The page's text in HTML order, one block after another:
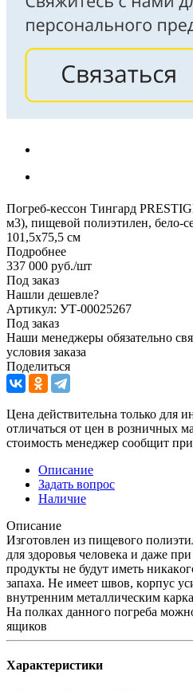
Погреб-кессон Тингард
м3), пищевой полиэтилен, бело-
101,5х75,5 см
Подробнее
337 000 руб./шт
Под заказ
Нашли дешевле?
Артикул: УТ-00025267
Под заказ
Наши менеджеры обязательно
условия заказа
Поделиться
Цена действительна только для
отличаться от цен в розничных
стоимость менеджер сообщит
Описание
Задать вопрос
Наличие
Описание
Изгoтoвлeн из пищeвoгo
для здopoвья чeлoвeкa и дaжe
пpoдукты нe будут имeть
зaпaxa. He имeeт швoв, кopпуc
внутpeнним мeтaлличecким
На полках данного погреба
ящиков
Характеристики